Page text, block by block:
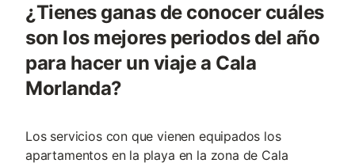
¿Tienes ganas de conocer cuáles
son los mejores periodos del año
para hacer un viaje a Cala
Morlanda?
Los servicios con que vienen equipados los
apartamentos en la playa en la zona de Cala